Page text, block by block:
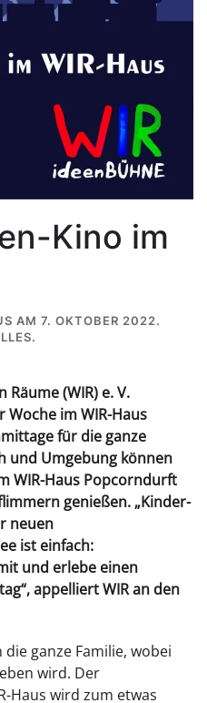
Kino im
AM 7. OKTOBER 2022.
.
(WIR) e. V.
im WIR-Haus
für die ganze
und Umgebung können
WIR-Haus Popcorndurft
genießen. „Kinder-
neuen
ist einfach:
und erlebe einen
appelliert WIR an den
ganze Familie, wobei
wird. Der
Haus wird zum etwas